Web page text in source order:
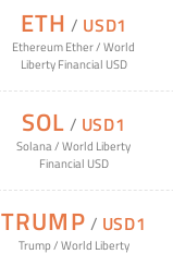
ETH / USD1
Ethereum Ether/World
Liberty Financial USD
SOL / USD1
Solana/World Liberty
Financial USD
TRUMP / USD1
Trump/World Liberty